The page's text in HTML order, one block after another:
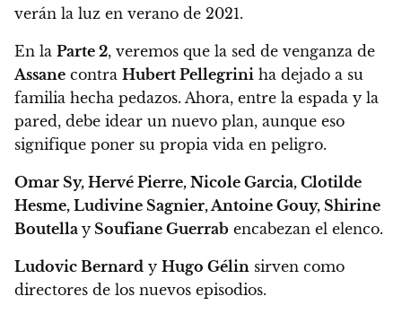
verán la luz en verano de 2021.
En la Parte 2, veremos que la sed de venganza de
Assane contra Hubert Pellegrini ha dejado a su
familia hecha pedazos. Ahora, entre la espada y la
pared, debe idear un nuevo plan, aunque eso
signifique poner su propia vida en peligro.
Omar Sy, Hervé Pierre, Nicole Garcia, Clotilde
Hesme, Ludivine Sagnier, Antoine Gouy, Shirine
Boutella y Soufiane Guerrab encabezan el elenco.
Ludovic Bernard y Hugo Gélin sirven como
directores de los nuevos episodios.